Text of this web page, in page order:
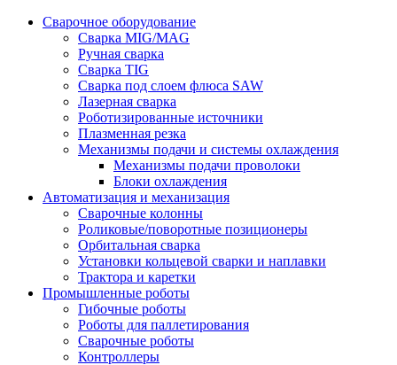
Сварочное оборудование
Сварка MIG/MAG
Ручная сварка
Сварка TIG
Сварка под слоем флюса SAW
Лазерная сварка
Роботизированные источники
Плазменная резка
Механизмы подачи и системы охлаждения
Механизмы подачи проволоки
Блоки охлаждения
Автоматизация и механизация
Сварочные колонны
Роликовые/поворотные позиционеры
Орбитальная сварка
Установки кольцевой сварки и наплавки
Трактора и каретки
Промышленные роботы
Гибочные роботы
Роботы для паллетирования
Сварочные роботы
Контроллеры